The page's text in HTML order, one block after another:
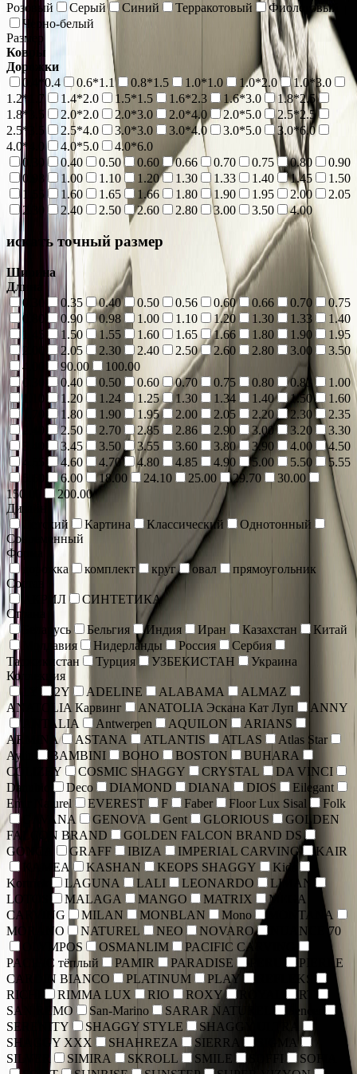
Розовый
Серый Синий Терракотовый
Фиолетовый
Черно-белый
Размер
Ковры
Дорожки
0.4*0.4
0.6*1.1 0.8*1.5 1.0*1.0 1.0*2.0
1.0*3.0
1.2*1.7
1.4*2.0 1.5*1.5 1.6*2.3 1.6*3.0
1.8*2.5
1.8*3.5
2.0*2.0 2.0*3.0 2.0*4.0 2.0*5.0
2.5*2.5
2.5*3.5
2.5*4.0 3.0*3.0 3.0*4.0 3.0*5.0
3.0*6.0
4.0*4.0
4.0*5.0
4.0*6.0
0.30
0.40 0.50 0.60 0.66 0.70 0.75 0.80
0.90
0.98
1.00 1.10 1.20 1.30 1.33 1.40 1.45
1.50
1.55
1.60 1.65 1.66 1.80 1.90 1.95 2.00
2.05
2.30
2.40 2.50 2.60 2.80 3.00 3.50 4.00
искать точный размер
Ширина
Длина
0.30
0.35 0.40 0.50 0.56 0.60 0.66 0.70
0.75
0.80
0.90 0.98 1.00 1.10 1.20 1.30 1.33
1.40
1.45
1.50 1.55 1.60 1.65 1.66 1.80 1.90
1.95
2.00
2.05 2.30 2.40 2.50 2.60 2.80 3.00
3.50
4.00
90.00
100.00
0.30
0.40 0.50 0.60 0.70 0.75 0.80 0.83
1.00
1.10
1.20 1.24 1.25 1.30 1.34 1.40 1.50
1.60
1.70
1.80 1.90 1.95 2.00 2.05 2.20 2.30
2.35
2.40
2.50 2.70 2.85 2.86 2.90 3.00 3.20
3.30
3.40
3.45 3.50 3.55 3.60 3.80 3.90 4.00
4.50
4.55
4.60 4.70 4.80 4.85 4.90 5.00 5.50
5.55
5.60
6.00 18.00 24.10 25.00 29.70
30.00
150.00
200.00
Дизайн
Детский
Картина Классический
Однотонный
Современный
Форма
дорожка
комплект круг овал
прямоугольник
Состав
АКРИЛ
СИНТЕТИКА
Страна
Беларусь
Бельгия Индия Иран Казахстан
Китай
Молдавия
Нидерланды Россия
Сербия
Таджикистан
Турция УЗБЕКИСТАН
Украина
Коллекция
2Y ADELINE ALABAMA
ALMAZ
ANATOLIA Карвинг
ANATOLIA Эскана Кат Луп
ANNY
ANTALIA
Antwerpen AQUILON
ARIANS
ARMINA
ASTANA ATLANTIS ATLAS
Atlas Star
Aylin
BAMBINI BOHO BOSTON
BUHARA
COLIZEY
COSMIC SHAGGY CRYSTAL
DA VINCI
Danubio
Deco DIAMOND DIANA DIOS
Eilegant
Emir Naturel
EVEREST F Faber Floor Lux Sisal
Folk
GAVANA
GENOVA Gent GLORIOUS
GOLDEN
FALCON BRAND
GOLDEN FALCON BRAND DS
GONCA
GRAFF IBIZA IMPERIAL CARVING
KAIR
KAMEA
KASHAN KEOPS SHAGGY
Kids
Kortriek
LAGUNA LALI LEONARDO
LIMAN
LOTOS
MALAGA MANGO MATRIX
MEGA
CARVING
MILAN MONBLAN Mono
MONTANA
MORANO
NATUREL NEO NOVARO
NUANCE 70
OLYMPOS
OSMANLIM
PACIFIC CARVING
PACIFIC тёплый
PAMIR PARADISE
PIERRE
CARDIN BIANCO
PLATINUM PLAY
REFLEKS
RICHI
RIMMA LUX RIO ROXY
RT
SAN REMO
San-Marino SARAR NATUREL
Sencer
SERENITY
SHAGGY STYLE
SHAGGY ULTRA
SHAGGY XXX
SHAHREZA SIERRA
SIGMA
SILVER
SIMIRA SKROLL SMILE
SOFIA